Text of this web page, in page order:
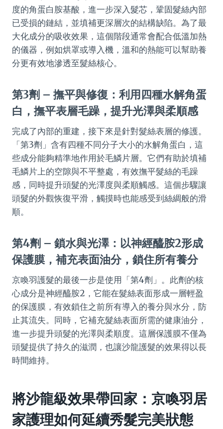
度的角蛋白胺基酸，進一步深入髮芯，鞏固髮絲內部
已受損的鏈結，並填補更深層次的結構缺陷。為了最
大化成分的吸收效果，這個階段通常會配合低溫加熱
的儀器，例如烘罩或導入機，溫和的熱能可以幫助養
分更有效地滲透至髮絲核心。
第3劑 – 撫平與修復：利用四種水解角蛋
白，撫平表層毛躁，提升光澤與柔順感
完成了內部的重建，接下來是針對髮絲表層的修護。
「第3劑」含有四種不同分子大小的水解角蛋白，這
些成分能夠精準地作用於毛鱗片層。它們有助於填補
毛鱗片上的空隙與不平整處，有效撫平髮絲的毛躁
感，同時提升頭髮的光澤度與柔順觸感。這個步驟讓
頭髮的外觀恢復平滑，觸摸時也能感受到絲綢般的滑
順。
第4劑 – 鎖水與光澤：以神經醯胺2形成
保護膜，補充表面油分，鎖住所有養分
京喚羽護髮的最後一步是使用「第4劑」。此劑的核
心成分是神經醯胺2，它能在髮絲表面形成一層輕盈
的保護膜，有效鎖住之前所有導入的養分與水分，防
止其流失。同時，它補充髮絲表面所需的健康油分，
進一步提升頭髮的光澤與柔順度。這層保護膜不僅為
頭髮提供了持久的滋潤，也讓沙龍護髮的效果得以長
時間維持。
將沙龍級效果帶回家：京喚羽居
家護理如何延續秀髮完美狀態